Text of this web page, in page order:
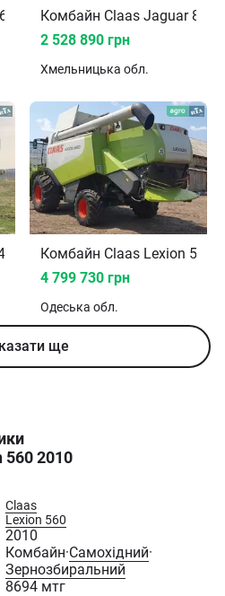
2008Комбайн Claas Jaguar 850
2 528 890 грн
Хмельницька обл.
2003Комбайн Claas Lexion 560
4 799 730 грн
Одеська обл.
ще
560 2010
Claas
Lexion 560
2010
Комбайн·Самохідний·
Зернозбиральний
8694 мтг